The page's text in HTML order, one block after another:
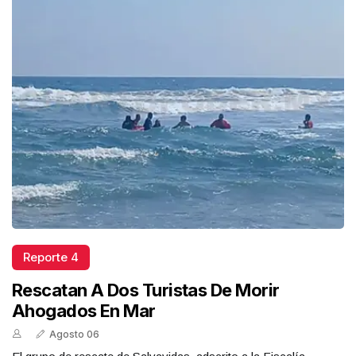
Reporte 4
Rescatan A Dos Turistas De Morir
Ahogados En Mar
Agosto 06